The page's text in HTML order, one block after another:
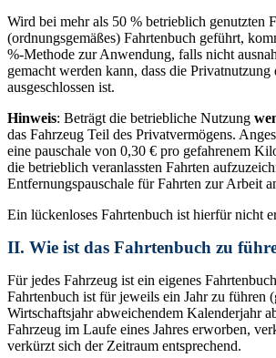
Wird bei mehr als 50 % betrieblich genutzten
(ordnungsgemäßes) Fahrtenbuch geführt,
%-Methode zur Anwendung, falls nicht
gemacht werden kann, dass die Privatnutzung
ausgeschlossen ist.
Hinweis: Beträgt die betriebliche Nutzung
das Fahrzeug Teil des Privatvermögens.
eine pauschale von 0,30 € pro gefahrenem
die betrieblich veranlassten Fahrten
Entfernungspauschale für Fahrten zur Arbeit
Ein lückenloses Fahrtenbuch ist hierfür nicht
II. Wie ist das Fahrtenbuch zu
Für jedes Fahrzeug ist ein eigenes
Fahrtenbuch ist für jeweils ein Jahr zu führen
Wirtschaftsjahr abweichendem Kalenderjahr
Fahrzeug im Laufe eines Jahres erworben,
verkürzt sich der Zeitraum entsprechend.